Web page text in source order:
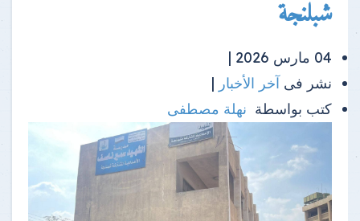
شبلنجة
04 مارس 2026 |
نشر فى آخر الأخبار |
كتب بواسطة نهلة مصطفى